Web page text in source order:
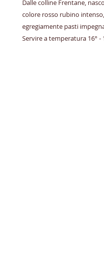
Dalle colline Frentane,
colore rosso rubino
egregiamente pasti
Servire a temperatura 16°